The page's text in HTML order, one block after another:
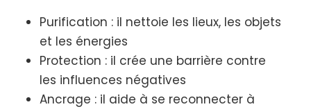
Purification : il nettoie les lieux, les objets
et les énergies
Protection : il crée une barrière contre
les influences négatives
Ancrage : il aide à se reconnecter à